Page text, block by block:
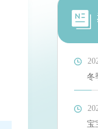
冬
宝